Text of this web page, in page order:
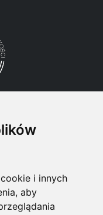
i innych
aby
i innych
aby